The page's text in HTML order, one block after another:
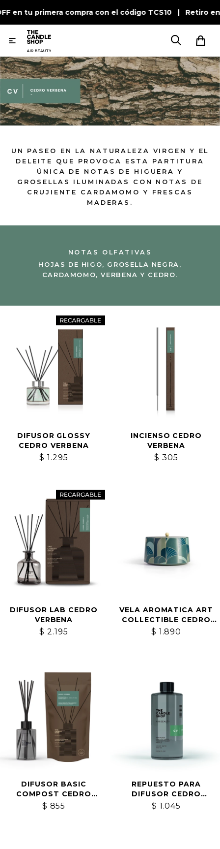
en tu primera compra con el código TCS10 | Retiro

UN PASEO EN LA NATURALEZA VIRGEN Y EL
DELEITE QUE PROVOCA ESTA PARTITURA
ÚNICA DE NOTAS DE HIGUERA Y
GROSELLAS ILUMINADAS CON NOTAS DE
CRUJIENTE CARDAMOMO Y FRESCAS
MADERAS.
NOTAS OLFATIVAS
HOJAS DE HIGO, GROSELLA NEGRA,
CARDAMOMO, VERBENA Y CEDRO.
DIFUSOR GLOSSY
CEDRO VERBENA
$ 1.295
INCIENSO CEDRO
VERBENA
$ 305
DIFUSOR LAB CEDRO
VERBENA
$ 2.195
VELA AROMATICA ART
COLLECTIBLE CEDRO
VERBENA
$ 1.890
DIFUSOR BASIC
COMPOST CEDRO
VERBENA
$ 855
REPUESTO PARA
DIFUSOR CEDRO
VERBENA
$ 1.045